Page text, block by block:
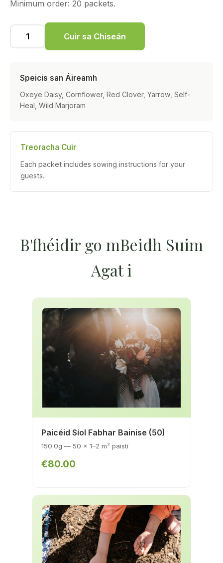
Minimum order: 20 packets.
Cuir sa Chiseán
Speicis san Áireamh
Oxeye Daisy, Cornflower, Red Clover, Yarrow, Self-
Heal, Wild Marjoram
Treoracha Cuir
Each packet includes sowing instructions for your
guests.
B'fhéidir go mBeidh Suim
Agat i
Paicéid Síol Fabhar Bainise (50)
150.0g — 50 x 1–2 m² paistí
€80.00